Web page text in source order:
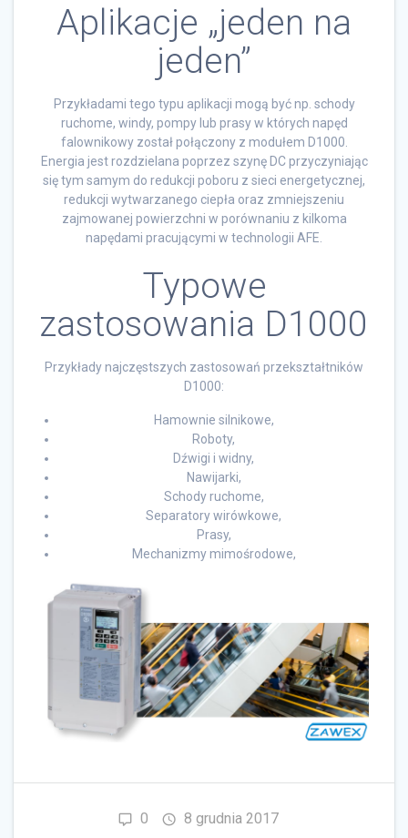
Aplikacje „jeden na
jeden”
Przykładami tego typu aplikacji mogą być np. schody
ruchome, windy, pompy lub prasy w których napęd
falownikowy został połączony z modułem D1000.
Energia jest rozdzielana poprzez szynę DC przyczyniając
się tym samym do redukcji poboru z sieci energetycznej,
redukcji wytwarzanego ciepła oraz zmniejszeniu
zajmowanej powierzchni w porównaniu z kilkoma
napędami pracującymi w technologii AFE.
Typowe
zastosowania D1000
Przykłady najczęstszych zastosowań przekształtników
D1000:
Hamownie silnikowe,
Roboty,
Dźwigi i widny,
Nawijarki,
Schody ruchome,
Separatory wirówkowe,
Prasy,
Mechanizmy mimośrodowe,
0 8 grudnia 2017